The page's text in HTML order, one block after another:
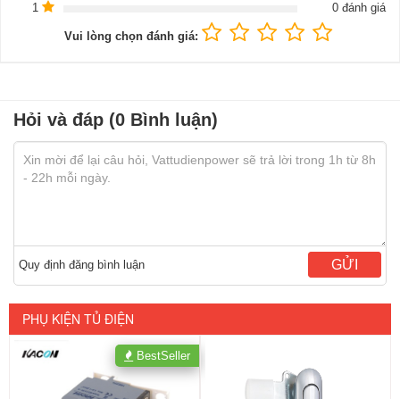
1
0 đánh giá
Vui lòng chọn đánh giá:
Hỏi và đáp (0 Bình luận)
Quy định đăng bình luận GỬI
PHỤ KIỆN TỦ ĐIỆN
BestSeller